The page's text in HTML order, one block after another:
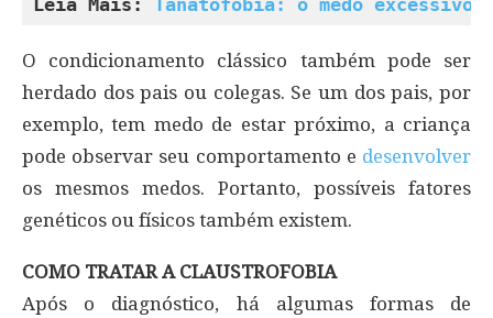
O condicionamento clássico também pode ser
herdado dos pais ou colegas. Se um dos pais, por
exemplo, tem medo de estar próximo, a criança
pode observar seu comportamento e desenvolver
os mesmos medos. Portanto, possíveis fatores
genéticos ou físicos também existem.
COMO TRATAR A CLAUSTROFOBIA
Após o diagnóstico, há algumas formas de